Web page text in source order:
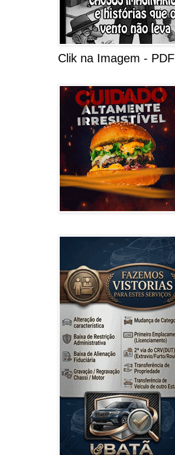
Clik na Imagem - PDF